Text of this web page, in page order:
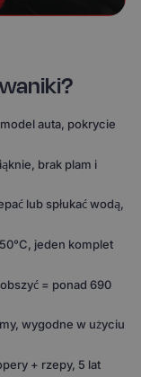
auta, pokrycie
brak plam i
lub spłukać wodą,
jeden komplet
= ponad 690
wygodne w użyciu
+ rzepy, 5 lat